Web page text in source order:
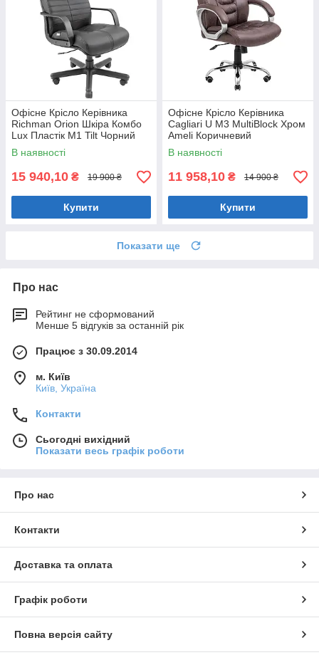
Офісне Крісло Керівника
Richman Orion Шкіра Комбо
Lux Пластік М1 Tilt Чорний
В наявності
15 940,10 ₴ 19 900 ₴
Купити
Офісне Крісло Керівника
Cagliari U М3 MultiBlock Хром
Ameli Коричневий
В наявності
11 958,10 ₴ 14 900 ₴
Купити
Показати ще
Про нас
Рейтинг не сформований
Менше 5 відгуків за останній рік
Працює з 30.09.2014
м. Київ
Київ, Україна
Контакти
Сьогодні вихідний
Показати весь графік роботи
Про нас
Контакти
Доставка та оплата
Графік роботи
Повна версія сайту